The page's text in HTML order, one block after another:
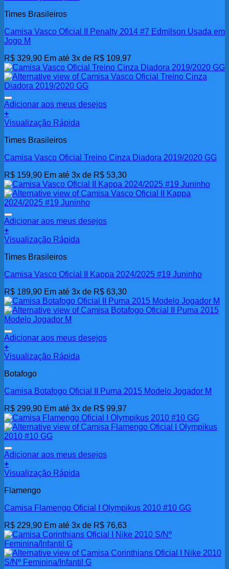
Times Brasileiros
Camisa Vasco Oficial II Penalty 2014 #7 Edmilson Usada em
Jogo M
R$ 329,90 Em até 3x de R$ 109,97
Adicionar aos meus desejos
+
Visualização Rápida
Times Brasileiros
Camisa Vasco Oficial Treino Cinza Diadora 2019/2020 GG
R$ 159,90 Em até 3x de R$ 53,30
Adicionar aos meus desejos
+
Visualização Rápida
Times Brasileiros
Camisa Vasco Oficial II Kappa 2024/2025 #19 Juninho
R$ 189,90 Em até 3x de R$ 63,30
Adicionar aos meus desejos
+
Visualização Rápida
Botafogo
Camisa Botafogo Oficial II Puma 2015 Modelo Jogador M
R$ 299,90 Em até 3x de R$ 99,97
Adicionar aos meus desejos
+
Visualização Rápida
Flamengo
Camisa Flamengo Oficial I Olympikus 2010 #10 GG
R$ 229,90 Em até 3x de R$ 76,63